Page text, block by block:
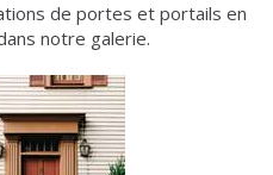
de portes et portails en
notre galerie.